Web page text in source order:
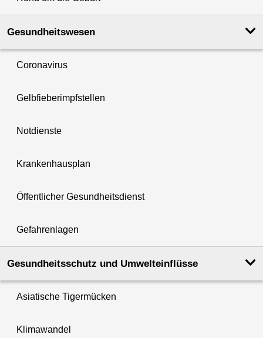
Gesundheits­wesen
Coronavirus
Gelbfieberimpfstellen
Notdienste
Krankenhausplan
Öffentlicher Gesundheitsdienst
Gefahrenlagen
Gesundheits­schutz und Umwelt­einflüsse
Asiatische Tigermücken
Klimawandel